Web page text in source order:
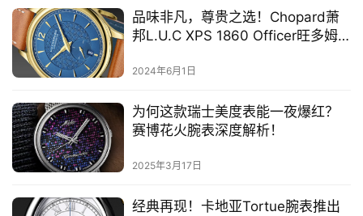
品味非凡，尊贵之选！Chopard萧
邦L.U.C XPS 1860 Officer旺多姆1
同！
2024年6月1日
为何这款瑞士美度表能一夜爆红？
赛博花火腕表深度解析！
2025年3月17日
经典再现！卡地亚Tortue腕表推出